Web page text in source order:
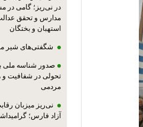
در نی‌ریز؛ گامی در
مدارس و تحقق
استهبان و بختگان
شگفتی‌های شیر
صدور شناسه ملی
تحولی در شفافیت
مردمی
نی‌ریز میزبان
آزاد فارس؛